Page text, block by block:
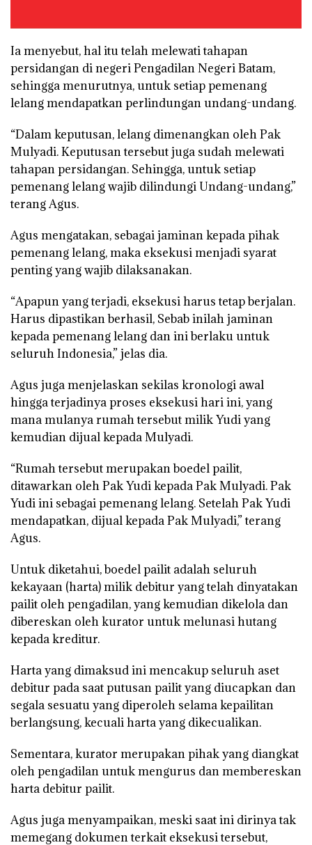
Ia menyebut, hal itu telah melewati tahapan
persidangan di negeri Pengadilan Negeri Batam,
sehingga menurutnya, untuk setiap pemenang
lelang mendapatkan perlindungan undang-undang.
“Dalam keputusan, lelang dimenangkan oleh Pak
Mulyadi. Keputusan tersebut juga sudah melewati
tahapan persidangan. Sehingga, untuk setiap
pemenang lelang wajib dilindungi Undang-undang,”
terang Agus.
Agus mengatakan, sebagai jaminan kepada pihak
pemenang lelang, maka eksekusi menjadi syarat
penting yang wajib dilaksanakan.
“Apapun yang terjadi, eksekusi harus tetap berjalan.
Harus dipastikan berhasil, Sebab inilah jaminan
kepada pemenang lelang dan ini berlaku untuk
seluruh Indonesia,” jelas dia.
Agus juga menjelaskan sekilas kronologi awal
hingga terjadinya proses eksekusi hari ini, yang
mana mulanya rumah tersebut milik Yudi yang
kemudian dijual kepada Mulyadi.
“Rumah tersebut merupakan boedel pailit,
ditawarkan oleh Pak Yudi kepada Pak Mulyadi. Pak
Yudi ini sebagai pemenang lelang. Setelah Pak Yudi
mendapatkan, dijual kepada Pak Mulyadi,” terang
Agus.
Untuk diketahui, boedel pailit adalah seluruh
kekayaan (harta) milik debitur yang telah dinyatakan
pailit oleh pengadilan, yang kemudian dikelola dan
dibereskan oleh kurator untuk melunasi hutang
kepada kreditur.
Harta yang dimaksud ini mencakup seluruh aset
debitur pada saat putusan pailit yang diucapkan dan
segala sesuatu yang diperoleh selama kepailitan
berlangsung, kecuali harta yang dikecualikan.
Sementara, kurator merupakan pihak yang diangkat
oleh pengadilan untuk mengurus dan membereskan
harta debitur pailit.
Agus juga menyampaikan, meski saat ini dirinya tak
memegang dokumen terkait eksekusi tersebut,